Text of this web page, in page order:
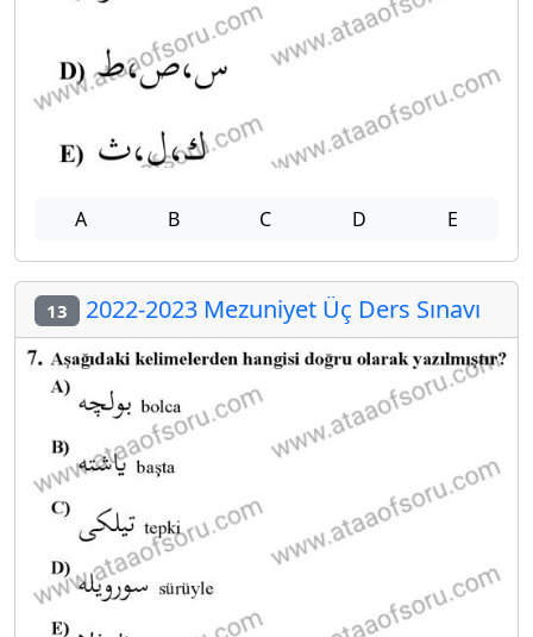
A B C D E
13 2022-2023 Mezuniyet Üç Ders Sınavı